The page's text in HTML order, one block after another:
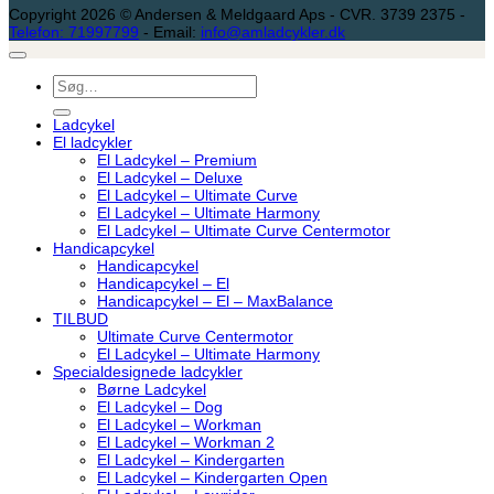
Copyright 2026 © Andersen & Meldgaard Aps - CVR. 3739 2375 -
Telefon: 71997799 - Email: info@amladcykler.dk
Søg
efter:
Ladcykel
El ladcykler
El Ladcykel – Premium
El Ladcykel – Deluxe
El Ladcykel – Ultimate Curve
El Ladcykel – Ultimate Harmony
El Ladcykel – Ultimate Curve Centermotor
Handicapcykel
Handicapcykel
Handicapcykel – El
Handicapcykel – El – MaxBalance
TILBUD
Ultimate Curve Centermotor
El Ladcykel – Ultimate Harmony
Specialdesignede ladcykler
Børne Ladcykel
El Ladcykel – Dog
El Ladcykel – Workman
El Ladcykel – Workman 2
El Ladcykel – Kindergarten
El Ladcykel – Kindergarten Open